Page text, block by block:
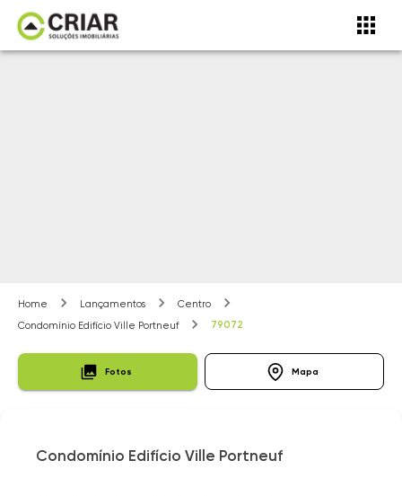
Home Lançamentos
Centro
Condomínio Edifício Ville Portneuf
79072
Fotos Mapa
Condomínio Edifício Ville Portneuf